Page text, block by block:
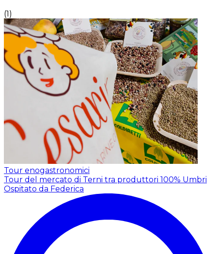
(1)
Tour enogastronomici
Tour del mercato di Terni tra produttori 100% Umbri
Ospitato da Federica